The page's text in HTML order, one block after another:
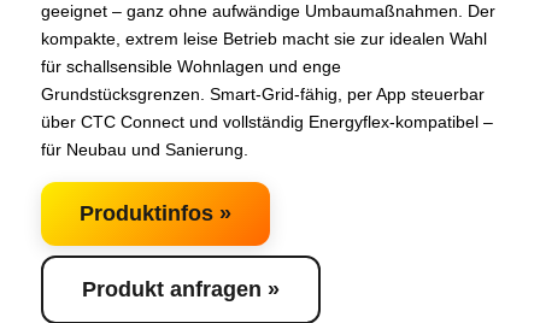
geeignet – ganz ohne aufwändige Umbaumaßnahmen. Der
kompakte, extrem leise Betrieb macht sie zur idealen Wahl
für schallsensible Wohnlagen und enge
Grundstücksgrenzen. Smart-Grid-fähig, per App steuerbar
über CTC Connect und vollständig Energyflex-kompatibel –
für Neubau und Sanierung.
Produktinfos »
Produkt anfragen »